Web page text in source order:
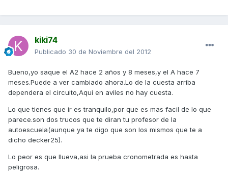
kiki74
Publicado 30 de Noviembre del 2012
Bueno,yo saque el A2 hace 2 años y 8 meses,y el A hace 7
meses.Puede a ver cambiado ahora.Lo de la cuesta arriba
dependera el circuito,Aqui en aviles no hay cuesta.
Lo que tienes que ir es tranquilo,por que es mas facil de lo que
parece.son dos trucos que te diran tu profesor de la
autoescuela(aunque ya te digo que son los mismos que te a
dicho decker25).
Lo peor es que llueva,asi la prueba cronometrada es hasta
peligrosa.